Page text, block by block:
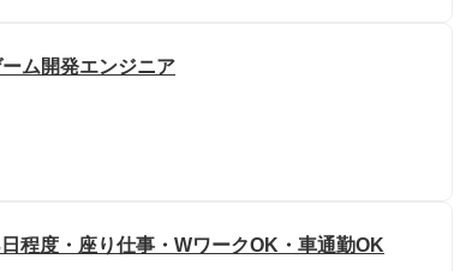
ム開発エンジニア
程度・座り仕事・WワークOK・車通勤OK